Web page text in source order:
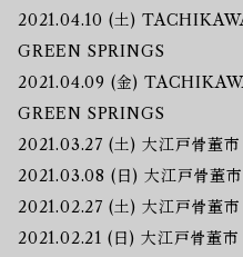
2021.04.10 (土)
GREEN SPRINGS
2021.04.09 (金)
GREEN SPRINGS
2021.03.27 (土) 大江戸骨董
2021.03.08 (日) 大江戸骨董
2021.02.27 (土) 大江戸骨董
2021.02.21 (日) 大江戸骨董